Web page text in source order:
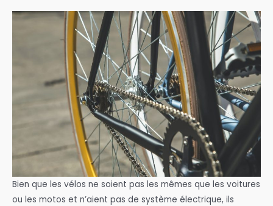
Bien que les vélos ne soient pas les mêmes que les voitures
ou les motos et n’aient pas de système électrique, ils